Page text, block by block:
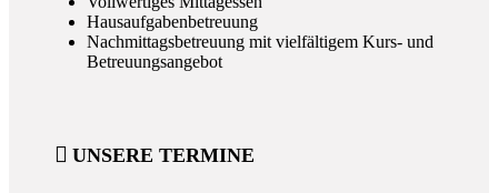
Hausaufgabenbetreuung
Nachmittagsbetreuung mit vielfältigem Kurs- und
Betreuungsangebot
UNSERE TERMINE